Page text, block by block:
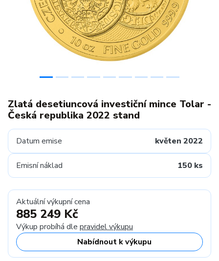
Zlatá desetiuncová investiční mince Tolar -
Česká republika 2022 stand
Datum emise květen 2022
Emisní náklad 150 ks
Aktuální výkupní cena
885 249 Kč
Výkup probíhá dle pravidel výkupu
Nabídnout k výkupu